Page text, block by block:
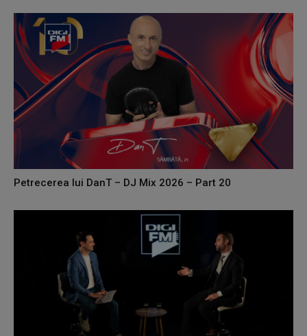
Petrecerea lui DanT – DJ Mix 2026 – Part 20